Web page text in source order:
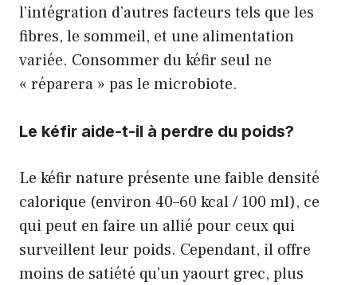
l’intégration d’autres facteurs tels que les
fibres, le sommeil, et une alimentation
variée. Consommer du kéfir seul ne
« réparera » pas le microbiote.
Le kéfir aide-t-il à perdre du poids?
Le kéfir nature présente une faible densité
calorique (environ 40–60 kcal / 100 ml), ce
qui peut en faire un allié pour ceux qui
surveillent leur poids. Cependant, il offre
moins de satiété qu’un yaourt grec, plus